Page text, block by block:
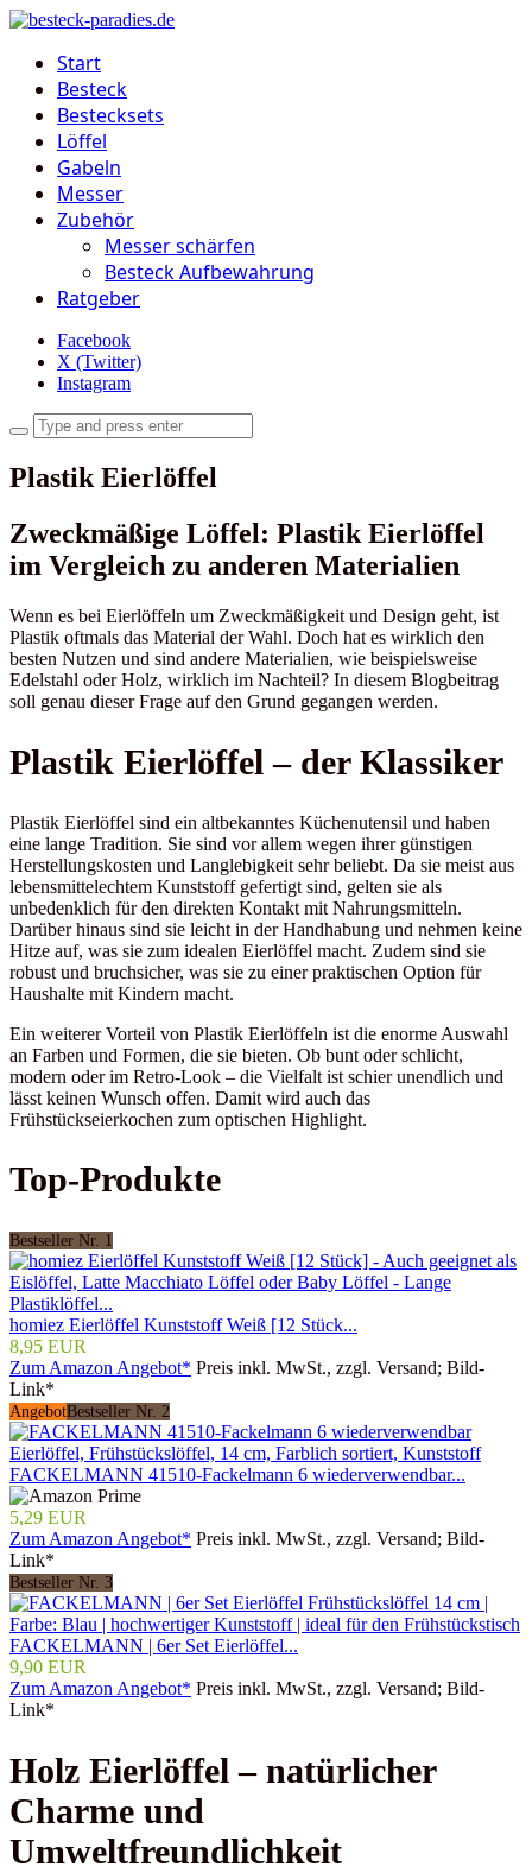
Start
Besteck
Bestecksets
Löffel
Gabeln
Messer
Zubehör
Messer schärfen
Besteck Aufbewahrung
Ratgeber
Facebook
X (Twitter)
Instagram
Plastik Eierlöffel
Zweckmäßige Löffel: Plastik Eierlöffel
im Vergleich zu anderen Materialien
Wenn es bei Eierlöffeln um Zweckmäßigkeit und Design geht, ist
Plastik oftmals das Material der Wahl. Doch hat es wirklich den
besten Nutzen und sind andere Materialien, wie beispielsweise
Edelstahl oder Holz, wirklich im Nachteil? In diesem Blogbeitrag
soll genau dieser Frage auf den Grund gegangen werden.
Plastik Eierlöffel – der Klassiker
Plastik Eierlöffel sind ein altbekanntes Küchenutensil und haben
eine lange Tradition. Sie sind vor allem wegen ihrer günstigen
Herstellungskosten und Langlebigkeit sehr beliebt. Da sie meist aus
lebensmittelechtem Kunststoff gefertigt sind, gelten sie als
unbedenklich für den direkten Kontakt mit Nahrungsmitteln.
Darüber hinaus sind sie leicht in der Handhabung und nehmen keine
Hitze auf, was sie zum idealen Eierlöffel macht. Zudem sind sie
robust und bruchsicher, was sie zu einer praktischen Option für
Haushalte mit Kindern macht.
Ein weiterer Vorteil von Plastik Eierlöffeln ist die enorme Auswahl
an Farben und Formen, die sie bieten. Ob bunt oder schlicht,
modern oder im Retro-Look – die Vielfalt ist schier unendlich und
lässt keinen Wunsch offen. Damit wird auch das
Frühstückseierkochen zum optischen Highlight.
Top-Produkte
Bestseller Nr. 1
homiez Eierlöffel Kunststoff Weiß [12 Stück...
8,95 EUR
Zum Amazon Angebot* Preis inkl. MwSt., zzgl. Versand; Bild-
Link*
AngebotBestseller Nr. 2
FACKELMANN 41510-Fackelmann 6 wiederverwendbar...
5,29 EUR
Zum Amazon Angebot* Preis inkl. MwSt., zzgl. Versand; Bild-
Link*
Bestseller Nr. 3
FACKELMANN | 6er Set Eierlöffel...
9,90 EUR
Zum Amazon Angebot* Preis inkl. MwSt., zzgl. Versand; Bild-
Link*
Holz Eierlöffel – natürlicher
Charme und
Umweltfreundlichkeit